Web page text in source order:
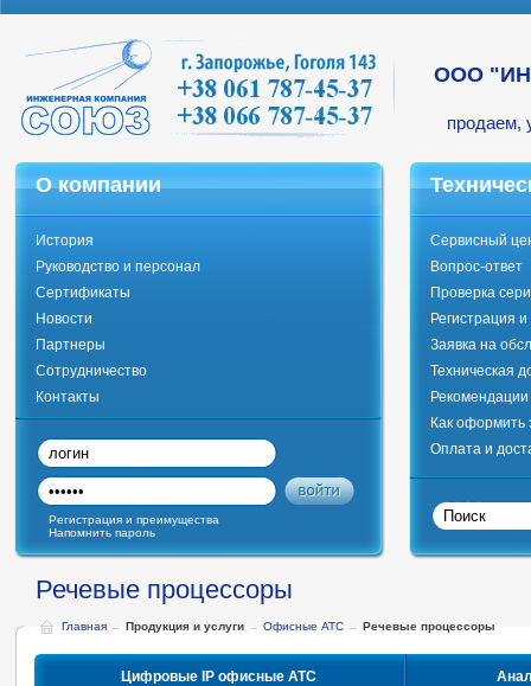
ООО
продаем,
О компании
История
Руководство и персонал
Сертификаты
Новости
Партнеры
Сотрудничество
Контакты
Сервисный
Вопрос-ответ
Проверка
Регистрация
Заявка на
Техническая
Как оформить
Оплата и
Регистрация и преимущества
Напомнить пароль
Речевые процессоры
Главная → Продукция и услуги → Офисные АТС → Речевые процессоры
Цифровые IP офисные АТС